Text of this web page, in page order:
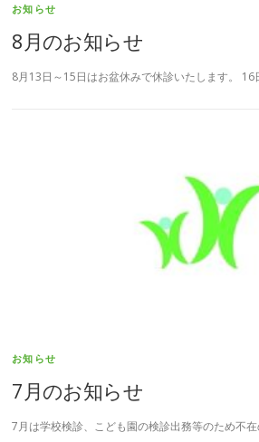
お知らせ
8月のお知らせ
8月13日～15日はお盆休みで休診いたします。 16
お知らせ
7月のお知らせ
7月は学校検診、こども園の検診出務等のため不